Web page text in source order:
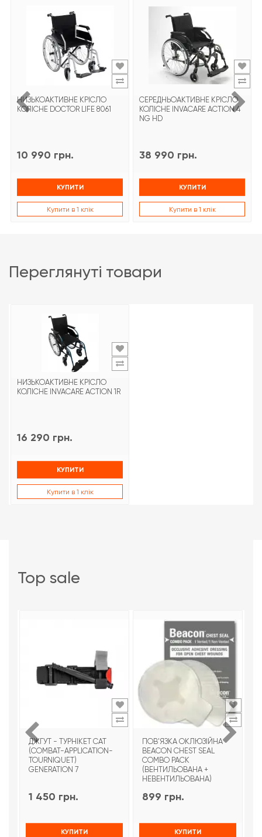
НИЗЬКОАКТИВНЕ КРІСЛО
КОЛІСНЕ DOCTOR LIFE 8061
10 990 грн.
КУПИТИ
Купити в 1 клік
СЕРЕДНЬОАКТИВНЕ КРІСЛО
КОЛІСНЕ INVACARE ACTION 4
NG HD
38 990 грн.
КУПИТИ
Купити в 1 клік
переглянуті товари
НИЗЬКОАКТИВНЕ КРІСЛО
КОЛІСНЕ INVACARE ACTION 1R
16 290 грн.
КУПИТИ
Купити в 1 клік
top sale
ДЖГУТ - ТУРНІКЕТ CAT
(COMBAT-APPLICATION-
TOURNIQUET)
GENERATION 7
1 450 грн.
КУПИТИ
ПОВ'ЯЗКА ОКЛЮЗІЙНА
BEACON CHEST SEAL
COMBO PACK
(ВЕНТИЛЬОВАНА +
НЕВЕНТИЛЬОВАНА)
899 грн.
КУПИТИ